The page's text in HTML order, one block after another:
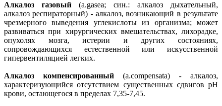
Алкалоз газовый (a.gasea; син.: алкалоз дыхательный,
алкалоз респираторный) - алкалоз, возникающий в результате
чрезмерного выведения углекислоты из организма; может
развиваться при хирургических вмешательствах, лихорадке,
опухолях мозга, истерии и других состояниях,
сопровождающихся естественной или искусственной
гипервентиляцией легких.
Алкалоз компенсированный (а.compensata) - алкалоз,
характеризующийся отсутствием существенных сдвигов pH
крови, остающегося в пределах 7,35-7,45.